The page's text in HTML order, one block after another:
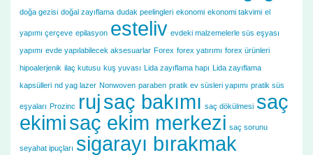
doğa gezisi doğal zayıflama dudak peelingleri ekonomi ekonomi takvimi el
yapımı çerçeve epilasyon esteliv evdeki malzemelerle süs eşyası
yapımı evde yapılabilecek aksesuarlar Forex forex yatırımı forex ürünleri
hipoalerjenik ilaç kutusu kuş yuvası Lida zayıflama hapı Lida zayıflama
kapsülleri nd yag lazer Nonwoven paraben pratik ev süsleri yapımı pratik süs
eşyaları Prozinc rujsaç bakımı saç dökülmesi saç
ekimisaç ekim merkezi saç sorunu
seyahat ipuçları sigarayı bırakmak